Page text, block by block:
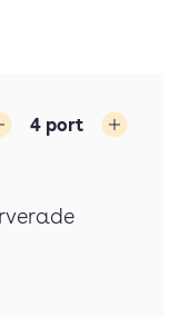
4 port